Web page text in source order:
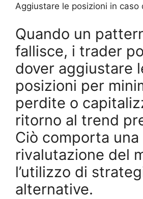
Aggiustare le posizioni in caso
Quando un
fallisce, i trader
dover aggiustare
posizioni per
perdite o
ritorno al trend
Ciò comporta una
rivalutazione del
l’utilizzo di
alternative.